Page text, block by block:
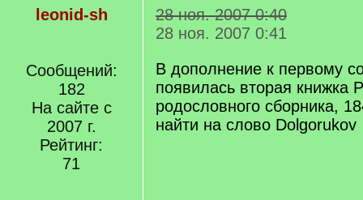
leonid-sh
Сообщений:
182
На сайте с
2007 г.
Рейтинг:
71
28 ноя. 2007 0:40
28 ноя. 2007 0:41
В дополнение к первому
появилась вторая книжка
родословного сборника,
найти на слово Dolgorukov